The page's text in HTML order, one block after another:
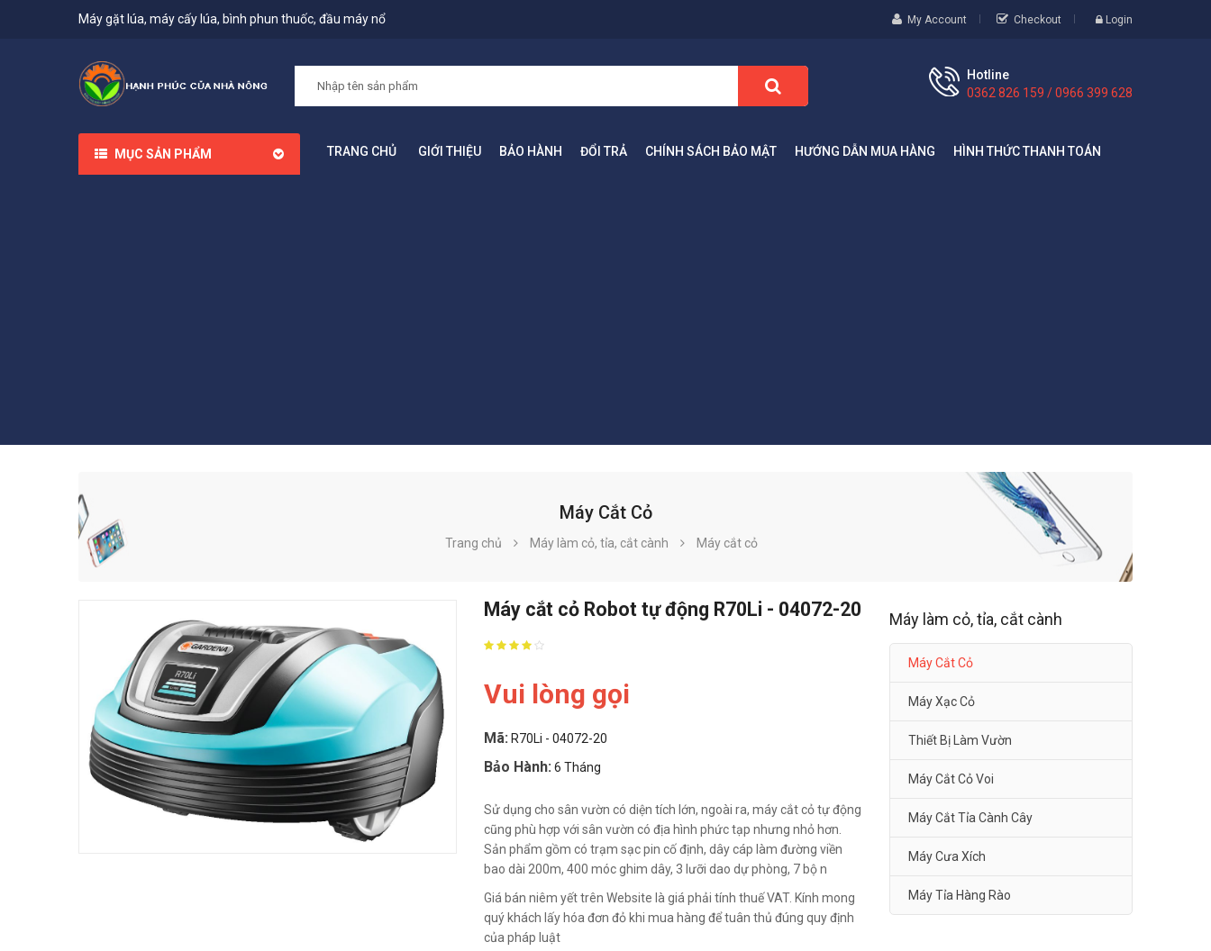
Máy gặt lúa, máy cấy lúa, bình phun thuốc, đầu máy nổ My Account Checkout Login
Hotline
0362 826 159 / 0966 399 628
MỤC SẢN PHẨM TRANG CHỦ GIỚI THIỆU BẢO HÀNH ĐỔI TRẢ CHÍNH SÁCH BẢO MẬT HƯỚNG DẪN MUA HÀNG HÌNH THỨC THANH TOÁN
Máy Cắt Cỏ
Trang chủ Máy làm cỏ, tỉa, cắt cành Máy cắt cỏ
Máy cắt cỏ Robot tự động R70Li - 04072-20
Vui lòng gọi
Mã: R70Li - 04072-20
Bảo Hành: 6 Tháng
Sử dụng cho sân vườn có diện tích lớn, ngoài ra, máy cắt cỏ tự động
cũng phù hợp với sân vườn có địa hình phức tạp nhưng nhỏ hơn.
Sản phẩm gồm có trạm sạc pin cố định, dây cáp làm đường viền
bao dài 200m, 400 móc ghim dây, 3 lưỡi dao dự phòng, 7 bộ n
Giá bán niêm yết trên Website là giá phải tính thuế VAT. Kính mong
quý khách lấy hóa đơn đỏ khi mua hàng để tuân thủ đúng quy định
của pháp luật
Máy làm cỏ, tỉa, cắt cành
Máy Cắt Cỏ
Máy Xạc Cỏ
Thiết Bị Làm Vườn
Máy Cắt Cỏ Voi
Máy Cắt Tỉa Cành Cây
Máy Cưa Xích
Máy Tỉa Hàng Rào